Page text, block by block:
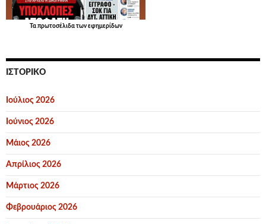
Τα πρωτοσέλιδατων εφημερίδων
ΙΣΤΟΡΙΚΌ
Ιούλιος 2026
Ιούνιος 2026
Μάιος 2026
Απρίλιος 2026
Μάρτιος 2026
Φεβρουάριος 2026